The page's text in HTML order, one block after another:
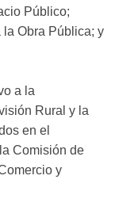
Público;
Obra Pública; y
a la
Rural y la
en el
Comisión de
y